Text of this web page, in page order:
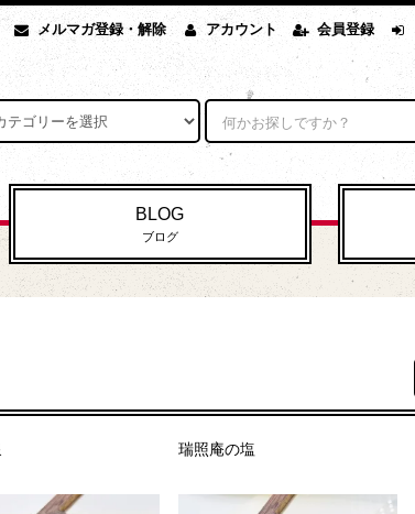
メルマガ登録・解除 アカウント 会員登録
BLOG
ブログ
瑞照庵の塩